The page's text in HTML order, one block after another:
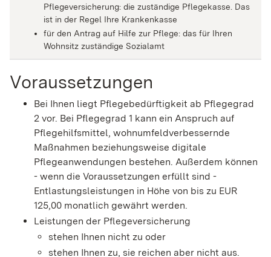
Pflegeversicherung: die zuständige Pflegekasse. Das
ist in der Regel Ihre Krankenkasse
für den Antrag auf Hilfe zur Pflege: das für Ihren
Wohnsitz zuständige Sozialamt
Voraussetzungen
Bei Ihnen liegt Pflegebedürftigkeit ab Pflegegrad
2 vor. Bei Pflegegrad 1 kann ein Anspruch auf
Pflegehilfsmittel, wohnumfeldverbessernde
Maßnahmen beziehungsweise digitale
Pflegeanwendungen bestehen. Außerdem können
- wenn die Voraussetzungen erfüllt sind -
Entlastungsleistungen in Höhe von bis zu EUR
125,00 monatlich gewährt werden.
Leistungen der Pflegeversicherung
stehen Ihnen nicht zu oder
stehen Ihnen zu, sie reichen aber nicht aus.